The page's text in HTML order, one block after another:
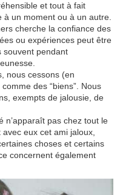
et tout à fait
à un moment ou à un autre.
cherche la confiance des
ou expériences peut être
souvent pendant
nous cessons (en
des “biens”. Nous
exempts de jalousie, de
n’apparaît pas chez tout le
eux cet ami jaloux,
choses et certains
concernent également